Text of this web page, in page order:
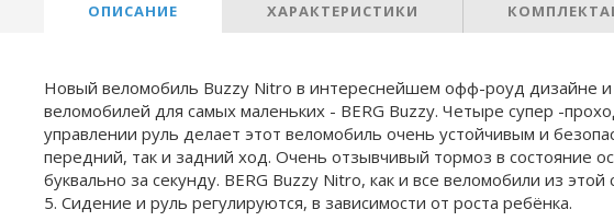
ОПИСАНИЕ ХАРАКТЕРИСТИКИ
Новый веломобиль Buzzy Nitro в интереснейшем офф-роуд дизайне
веломобилей для самых маленьких - BERG Buzzy. Четыре супер -
управлении руль делает этот веломобиль очень устойчивым и
передний, так и задний ход. Очень отзывчивый тормоз в состояние
буквально за секунду. BERG Buzzy Nitro, как и все веломобили из
5. Сидение и руль регулируются, в зависимости от роста ребёнка.